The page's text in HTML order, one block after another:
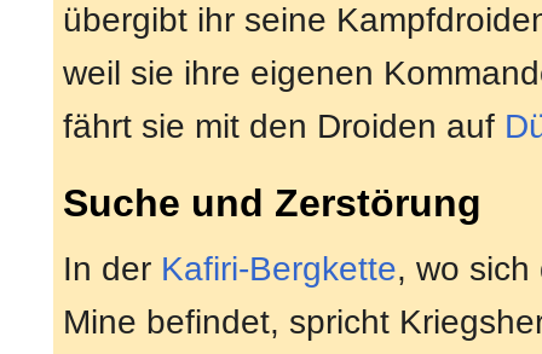
übergibt ihr seine
weil sie ihre eigenen
fährt sie mit den Droiden auf
Suche und Zerstörung
In der Kafiri-Bergkette, wo sich
Mine befindet, spricht